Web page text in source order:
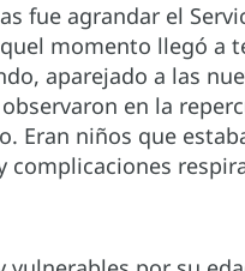
fue agrandar el
momento llegó a
aparejado a las
en la
Eran niños que